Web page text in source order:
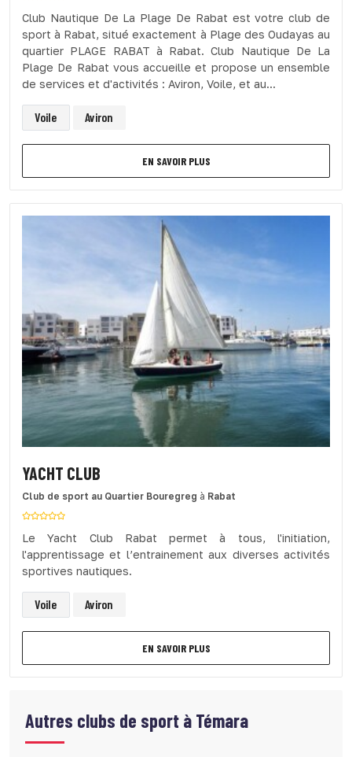
Club Nautique De La Plage De Rabat est votre club de
sport à Rabat, situé exactement à Plage des Oudayas au
quartier PLAGE RABAT à Rabat. Club Nautique De La
Plage De Rabat vous accueille et propose un ensemble
de services et d'activités : Aviron, Voile, et au...
Voile Aviron
EN SAVOIR PLUS
YACHT CLUB
Club de sport au Quartier Bouregreg à Rabat
Le Yacht Club Rabat permet à tous, l'initiation,
l'apprentissage et l’entrainement aux diverses activités
sportives nautiques.
Voile Aviron
EN SAVOIR PLUS
Autres clubs de sport à Témara